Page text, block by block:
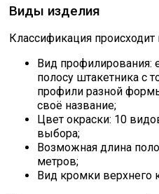
Виды изделия
Классификация
Вид профилирования:
полосу штакетника с
профили разной
своё название;
Цвет окраски: 10
выбора;
Возможная длина
метров;
Вид кромки верхнего